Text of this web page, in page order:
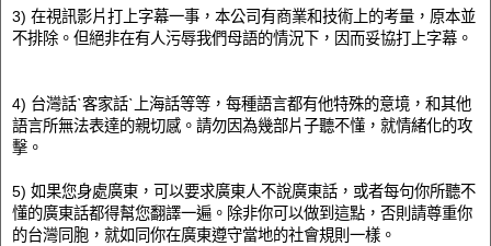
3) 在視訊影片打上字幕一事，本公司有商業和技術上的考量，原本並
不排除。但絕非在有人污辱我們母語的情況下，因而妥協打上字幕。
4) 台灣話ˋ客家話ˋ上海話等等，每種語言都有他特殊的意境，和其他
語言所無法表達的親切感。請勿因為幾部片子聽不懂，就情緒化的攻
擊。
5) 如果您身處廣東，可以要求廣東人不說廣東話，或者每句你所聽不
懂的廣東話都得幫您翻譯一遍。除非你可以做到這點，否則請尊重你
的台灣同胞，就如同你在廣東遵守當地的社會規則一樣。